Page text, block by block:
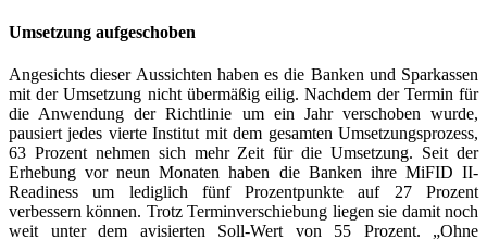
Umsetzung aufgeschoben
Angesichts dieser Aussichten haben es die Banken und Sparkassen
mit der Umsetzung nicht übermäßig eilig. Nachdem der Termin für
die Anwendung der Richtlinie um ein Jahr verschoben wurde,
pausiert jedes vierte Institut mit dem gesamten Umsetzungsprozess,
63 Prozent nehmen sich mehr Zeit für die Umsetzung. Seit der
Erhebung vor neun Monaten haben die Banken ihre MiFID II-
Readiness um lediglich fünf Prozentpunkte auf 27 Prozent
verbessern können. Trotz Terminverschiebung liegen sie damit noch
weit unter dem avisierten Soll-Wert von 55 Prozent. „Ohne